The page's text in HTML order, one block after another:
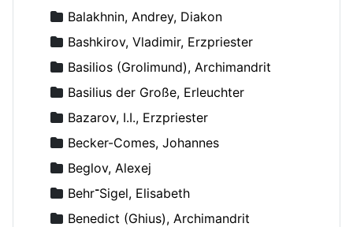
Balakhnin, Andrey, Diakon
Bashkirov, Vladimir, Erzpriester
Basilios (Grolimund), Archimandrit
Basilius der Große, Erleuchter
Bazarov, I.I., Erzpriester
Becker-Comes, Johannes
Beglov, Alexej
Behr־Sigel, Elisabeth
Benedict (Ghius), Archimandrit